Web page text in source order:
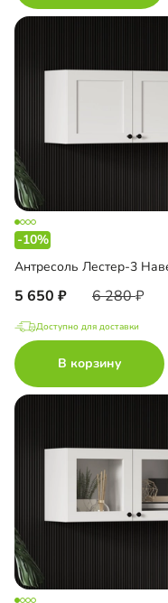
-10%
Антресоль Лестер-3
5 650 6 280
Доступно для доставки
В корзину